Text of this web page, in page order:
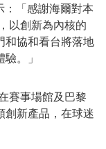
：「感謝海爾對本
以創新為內核的
和協和看台將落地
。」
賽事場館及巴黎
創新產品，在球迷